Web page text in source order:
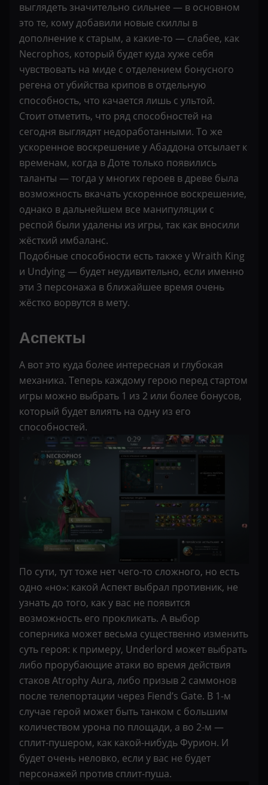
выглядеть значительно сильнее — в основном
это те, кому добавили новые скиллы в
дополнение к старым, а какие-то — слабее, как
Necrophos, который будет куда хуже себя
чувствовать на миде с отделением бонусного
регена от убийства крипов в отдельную
способность, что качается лишь с ультой.
Стоит отметить, что ряд способностей на
сегодня выглядят недоработанными. То же
ускоренное воскрешение у Абаддона отсылает к
временам, когда в Доте только появились
таланты — тогда у многих героев в древе была
возможность вкачать ускоренное воскрешение,
однако в дальнейшем все манипуляции с
респой были удалены из игры, так как вносили
жёсткий имбаланс.
Подобные способности есть также у Wraith King
и Undying — будет неудивительно, если именно
эти 3 персонажа в ближайшее время очень
жёстко ворвутся в мету.
Аспекты
А вот это куда более интересная и глубокая
механика. Теперь каждому герою перед стартом
игры можно выбрать 1 из 2 или более бонусов,
который будет влиять на одну из его
способностей.
По сути, тут тоже нет чего-то сложного, но есть
одно «но»: какой Аспект выбрал противник, не
узнать до того, как у вас не появится
возможность его прокликать. А выбор
соперника может весьма существенно изменить
суть героя: к примеру, Underlord может выбрать
либо прорубающие атаки во время действия
стаков Atrophy Aura, либо призыв 2 саммонов
после телепортации через Fiend’s Gate. В 1-м
случае герой может быть танком с большим
количеством урона по площади, а во 2-м —
сплит-пушером, как какой-нибудь Фурион. И
будет очень неловко, если у вас не будет
персонажей против сплит-пуша.